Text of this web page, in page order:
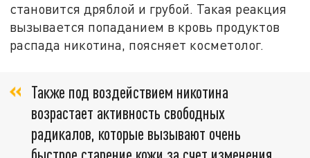
становится дряблой и грубой. Такая реакция
вызывается попаданием в кровь продуктов
распада никотина, поясняет косметолог.
Также под воздействием никотина
возрастает активность свободных
радикалов, которые вызывают очень